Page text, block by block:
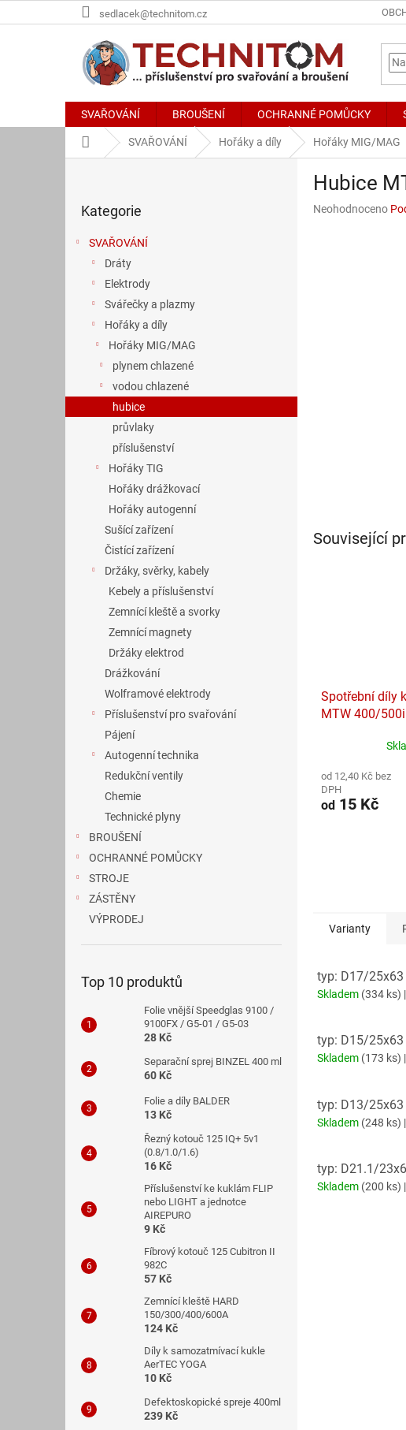
na
sedlacek@technitom.cz
SVAŘOVÁNÍ BROUŠENÍ OCHRANNÉ POMŮCKY
Domů SVAŘOVÁNÍ Hořáky a díly Hořáky MIG/MAG
l
kategorie
Kategorie
SVAŘOVÁNÍ
Dráty
Elektrody
Svářečky a plazmy
Hořáky a díly
Hořáky MIG/MAG
plynem chlazené
vodou chlazené
hubice
průvlaky
příslušenství
Hořáky TIG
Hořáky drážkovací
Hořáky autogenní
Sušící zařízení
Čistící zařízení
Držáky, svěrky, kabely
Kebely a příslušenství
Zemnící kleště a svorky
Zemnící magnety
Držáky elektrod
Drážkování
Wolframové elektrody
Příslušenství pro svařování
Pájení
Autogenní technika
Redukční ventily
Chemie
Technické plyny
BROUŠENÍ
OCHRANNÉ POMŮCKY
STROJE
ZÁSTĚNY
VÝPRODEJ
Top 10 produktů
Folie vnější Speedglas 9100 /
9100FX / G5-01 / G5-03
28 Kč
Separační sprej BINZEL 400 ml
60 Kč
Folie a díly BALDER
13 Kč
Řezný kotouč 125 IQ+ 5v1
(0.8/1.0/1.6)
16 Kč
Příslušenství ke kuklám FLIP
nebo LIGHT a jednotce
AIREPURO
9 Kč
Fíbrový kotouč 125 Cubitron II
982C
57 Kč
Zemnící kleště HARD
150/300/400/600A
124 Kč
Díly k samozatmívací kukle
AerTEC YOGA
10 Kč
Defektoskopické spreje 400ml
239 Kč
Hubice
Průměrné
Neohodnoceno
Související
Spotřební díly
MTW 400/500i
produktu
je
5,0
od 12,40 Kč bez
DPH
od 15 Kč
Varianty
typ: D17/25x63
Skladem (334 ks)
typ: D15/25x63
Skladem (173 ks)
typ: D13/25x63
Skladem (248 ks)
typ: D21.1/
Skladem (200 ks)